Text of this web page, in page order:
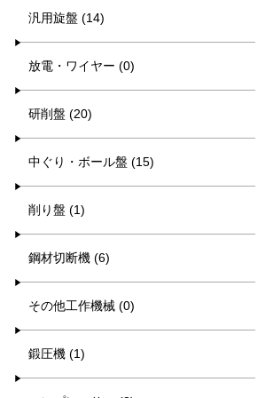
汎用旋盤 (14)
放電・ワイヤー (0)
研削盤 (20)
中ぐり・ボール盤 (15)
削り盤 (1)
鋼材切断機 (6)
その他工作機械 (0)
鍛圧機 (1)